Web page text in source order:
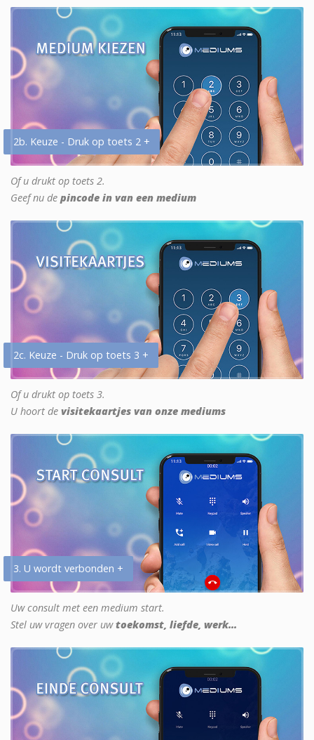
2b. Keuze - Druk op toets 2 +
Of u drukt op toets 2.
Geef nu de pincode in van een medium
2c. Keuze - Druk op toets 3 +
Of u drukt op toets 3.
U hoort de visitekaartjes van onze mediums
3. U wordt verbonden +
Uw consult met een medium start.
Stel uw vragen over uwtoekomst, liefde, werk...